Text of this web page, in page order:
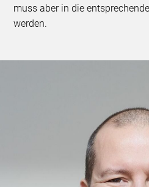
muss aber in die
werden.